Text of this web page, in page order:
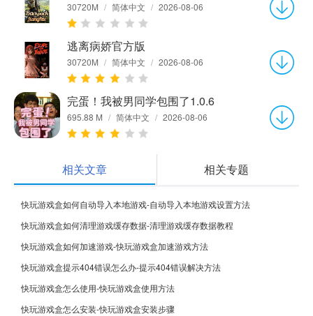
30720M / 简体中文 / 2026-08-06
逃离病娇官方版
30720M / 简体中文 / 2026-08-06
完蛋！我被男同学包围了1.0.6
695.88 M / 简体中文 / 2026-08-06
相关文章 相关专题
快玩游戏盒如何自动导入本地游戏-自动导入本地游戏设置方法
快玩游戏盒如何清理游戏缓存数据-清理游戏缓存数据教程
快玩游戏盒如何加速游戏-快玩游戏盒加速游戏方法
快玩游戏盒提示404错误怎么办-提示404错误解决方法
快玩游戏盒怎么使用-快玩游戏盒使用方法
快玩游戏盒怎么安装-快玩游戏盒安装步骤